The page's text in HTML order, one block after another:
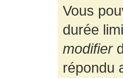
Vous
durée
modifier
répondu